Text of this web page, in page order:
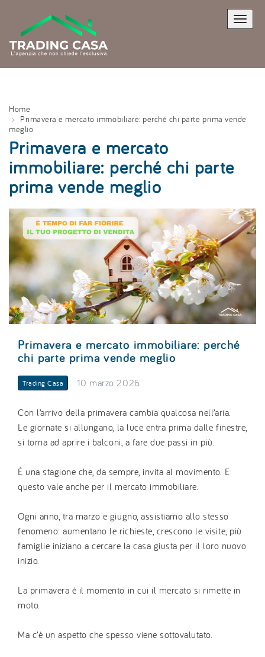
Toggle
Home
Primavera e mercato immobiliare: perché chi parte prima vende
meglio
Primavera e mercato
immobiliare: perché chi parte
prima vende meglio
Primavera e mercato immobiliare: perché
chi parte prima vende meglio
Trading Casa 10 marzo 2026
Con l’arrivo della primavera cambia qualcosa nell’aria.
Le giornate si allungano, la luce entra prima dalle finestre,
si torna ad aprire i balconi, a fare due passi in più.
È una stagione che, da sempre, invita al movimento. E
questo vale anche per il mercato immobiliare.
Ogni anno, tra marzo e giugno, assistiamo allo stesso
fenomeno: aumentano le richieste, crescono le visite, più
famiglie iniziano a cercare la casa giusta per il loro nuovo
inizio.
La primavera è il momento in cui il mercato si rimette in
moto.
Ma c’è un aspetto che spesso viene sottovalutato.